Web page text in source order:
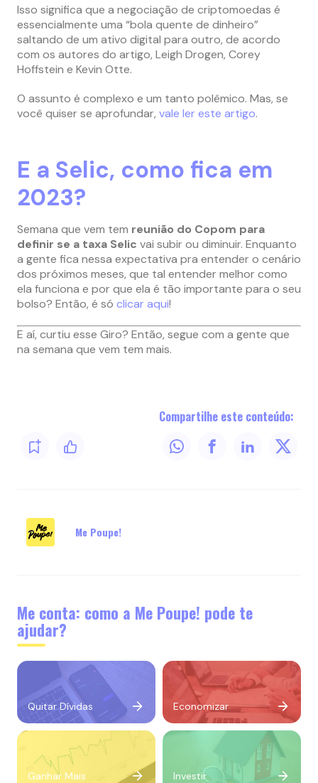
Isso significa que a negociação de criptomoedas é
essencialmente uma “bola quente de dinheiro”
saltando de um ativo digital para outro, de acordo
com os autores do artigo, Leigh Drogen, Corey
Hoffstein e Kevin Otte.
O assunto é complexo e um tanto polêmico. Mas, se
você quiser se aprofundar, vale ler este artigo.
E a Selic, como fica em
2023?
Semana que vem tem reunião do Copom para
definir se a taxa Selic vai subir ou diminuir. Enquanto
a gente fica nessa expectativa pra entender o cenário
dos próximos meses, que tal entender melhor como
ela funciona e por que ela é tão importante para o seu
bolso? Então, é só clicar aqui!
E aí, curtiu esse Giro? Então, segue com a gente que
na semana que vem tem mais.
Compartilhe este conteúdo:
Me Poupe!
Me conta: como a Me Poupe! pode te
ajudar?
Quitar Dívidas Economizar
Ganhar Mais Investir